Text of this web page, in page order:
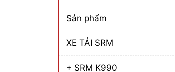
Sản phẩm
XE TẢI SRM
+ SRM K990